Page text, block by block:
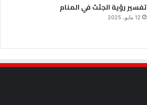
تفسير رؤية الجثث في المنام
12 مايو، 2025